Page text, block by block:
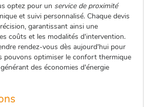
optez pour un service de proximité
et suivi personnalisé. Chaque devis
garantissant ainsi une
coûts et les modalités d'intervention.
rendez-vous dès aujourd'hui pour
pouvons optimiser le confort thermique
des économies d'énergie